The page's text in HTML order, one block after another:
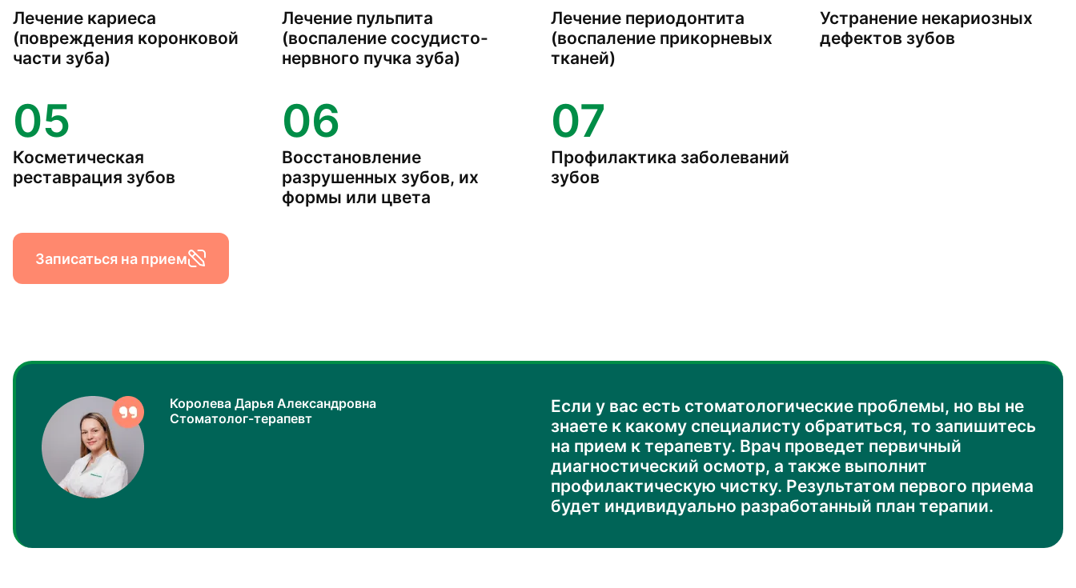
Лечение кариеса
(повреждения коронковой
части зуба)
Лечение пульпита
(воспаление сосудисто-
нервного пучка зуба)
Лечение периодонтита
(воспаление прикорневых
тканей)
Устранение некариозных
дефектов зубов
05
Косметическая
реставрация зубов
06
Восстановление
разрушенных зубов, их
формы или цвета
07
Профилактика заболеваний
зубов
Записаться на прием
Королева Дарья Александровна
Стоматолог-терапевт
Если у вас есть стоматологические проблемы, но вы не
знаете к какому специалисту обратиться, то запишитесь
на прием к терапевту. Врач проведет первичный
диагностический осмотр, а также выполнит
профилактическую чистку. Результатом первого приема
будет индивидуально разработанный план терапии.